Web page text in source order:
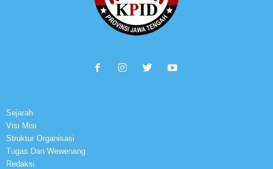
Sejarah
Visi Misi
Struktur Organisasi
Tugas Dan Wewenang
Redaksi